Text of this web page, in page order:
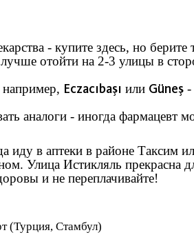
- купите здесь, но берите
отойти на 2-3 улицы в
Eczacıbaşı или Güneş -
аналоги - иногда фармацевт
иду в аптеки в районе Таксим
Улица Истикляль прекрасна
и не переплачивайте!
(Турция, Стамбул)